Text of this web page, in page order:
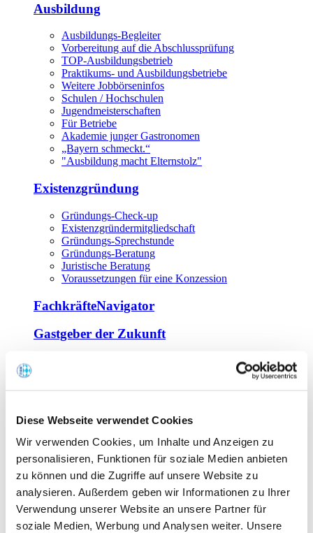
Diese Webseite verwendet Cookies
Wir verwenden Cookies, um Inhalte und Anzeigen zu
personalisieren, Funktionen für soziale Medien anbieten
zu können und die Zugriffe auf unsere Website zu
analysieren. Außerdem geben wir Informationen zu Ihrer
Verwendung unserer Website an unsere Partner für
soziale Medien, Werbung und Analysen weiter. Unsere
Ausbildung
Ausbildungs-Begleiter
Vorbereitung auf die Abschlussprüfung
TOP-Ausbildungsbetrieb
Praktikums- und Ausbildungsbetriebe
Weitere Jobbörseninfos
Schulen / Hochschulen
Jugendmeisterschaften
Für Betriebe
Akademie junger Gastronomen
„Bayern schmeckt.“
"Ausbildung macht Elternstolz"
Existenzgründung
Gründungs-Check-up
Existenzgründermitgliedschaft
Gründungs-Sprechstunde
Gründungs-Beratung
Juristische Beratung
Voraussetzungen für eine Konzession
FachkräfteNavigator
Gastgeber der Zukunft
Offene Seminare
Tagen im Palais
Wirte-und Unternehmerbrief
Lernplattform BOUNTI
Partner
Branchennahe Organisationen